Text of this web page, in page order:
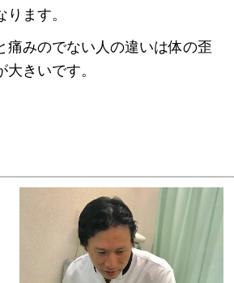
ます。
みのでない人の違いは体の歪
きいです。